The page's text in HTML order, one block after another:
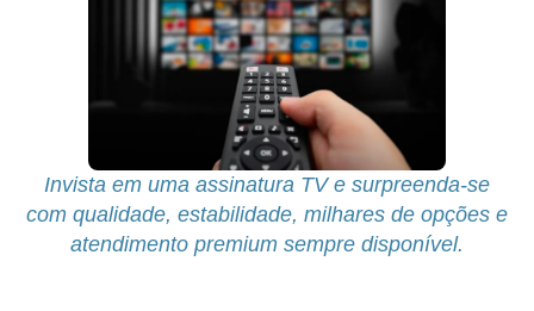
Invista em uma assinatura TV e surpreenda-se
com qualidade, estabilidade, milhares de opções e
atendimento premium sempre disponível.